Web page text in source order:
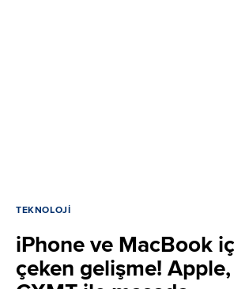
TEKNOLOJI
iPhone ve MacBook
çeken gelişme!